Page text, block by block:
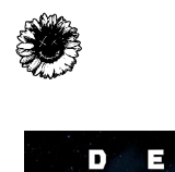
LIVE/EVENT